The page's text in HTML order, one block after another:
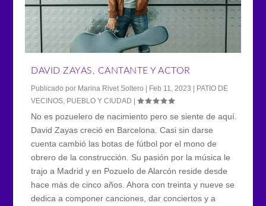
DAVID ZAYAS, CANTANTE Y ACTOR
Publicado por Marina Rivet Soltero | Feb 11, 2023 | PATIO DE
VECINOS PUEBLO Y CIUDAD |
No es pozuelero de nacimiento pero se siente de aquí.
David Zayas creció en Barcelona. Casi sin darse
cuenta cambió las botas de fútbol por el mono de
obrero de la construcción. Su pasión por la música le
trajo a Madrid y en Pozuelo de Alarcón reside desde
hace más de cinco años. Ahora con treinta y nueve se
dedica a componer canciones, dar conciertos y a